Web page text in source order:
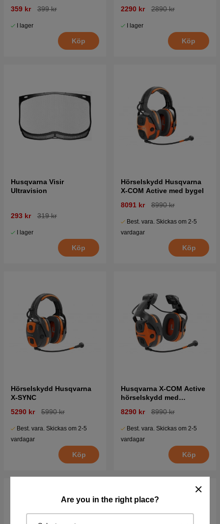
Are you in the right place?
359 kr 399 kr
I lager
Köp
2290 kr 2890 kr
I lager
Köp
Husqvarna Visir
Ultravision
293 kr 319 kr
I lager
Köp
Hörselskydd Husqvarna
X-COM Active med bygel
8091 kr
8990 kr
Best. vara. Skickas om 2-5
vardagar
Köp
Hörselskydd Husqvarna
X-SYNC
5290 kr
5990 kr
Best. vara. Skickas om 2-5
vardagar
Köp
Husqvarna X-COM Active
hörselskydd med
8290 kr 8990 kr
Best. vara. Skickas om 2-5
vardagar
Köp